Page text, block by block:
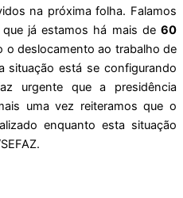
na próxima folha. Falamos
já estamos há mais de 60
o deslocamento ao trabalho de
situação está se configurando
urgente que a presidência
uma vez reiteramos que o
enquanto esta situação